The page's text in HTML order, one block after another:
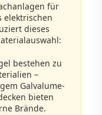
für
elektrischen
dieses
bestehen zu
–
Galvalume-
bieten
Brände.